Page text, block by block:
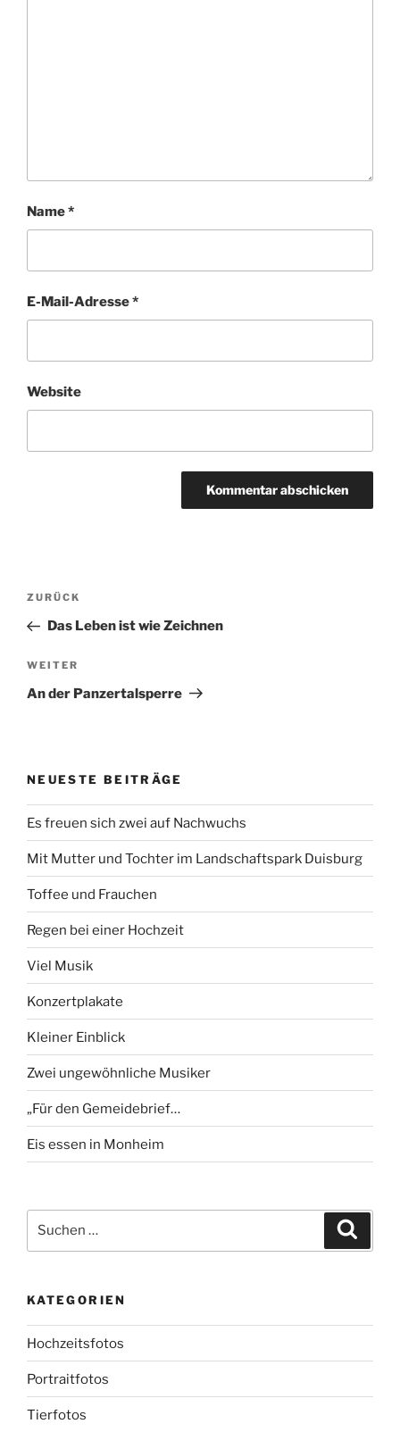
Name*
E-Mail-Adresse*
Website
Beitragsnavigation
Vorheriger
Beitrag
ZURÜCK
Das Leben ist wie Zeichnen
Nächster
Beitrag
WEITER
An der Panzertalsperre
NEUESTE BEITRÄGE
Es freuen sich zwei auf Nachwuchs
Mit Mutter und Tochter im Landschaftspark Duisburg
Toffee und Frauchen
Regen bei einer Hochzeit
Viel Musik
Konzertplakate
Kleiner Einblick
Zwei ungewöhnliche Musiker
„Für den Gemeidebrief…
Eis essen in Monheim
nach:
KATEGORIEN
Hochzeitsfotos
Portraitfotos
Tierfotos